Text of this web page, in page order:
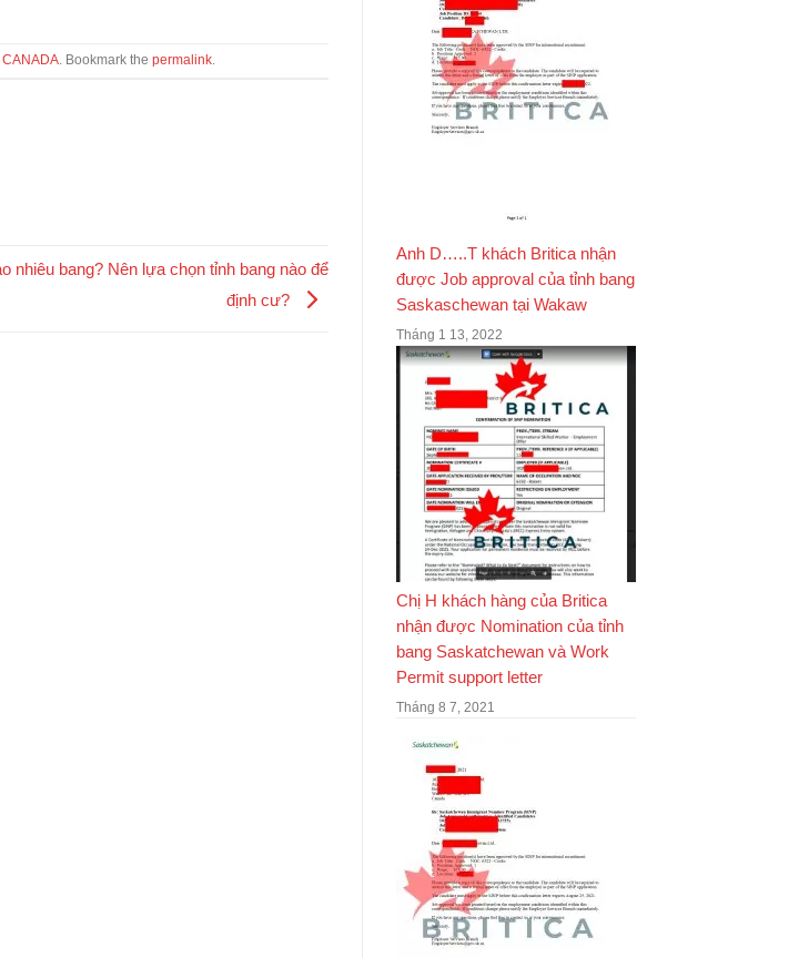
. Bookmark the permalink.
nhiêu bang? Nên lựa chọn tỉnh bang nào để
định cư?
Anh D…..T khách Britica nhận
được Job approval của tỉnh bang
Saskaschewan tại Wakaw
Tháng 1 13, 2022
Chị H khách hàng của Britica
nhận được Nomination của tỉnh
bang Saskatchewan và Work
Permit support letter
Tháng 8 7, 2021